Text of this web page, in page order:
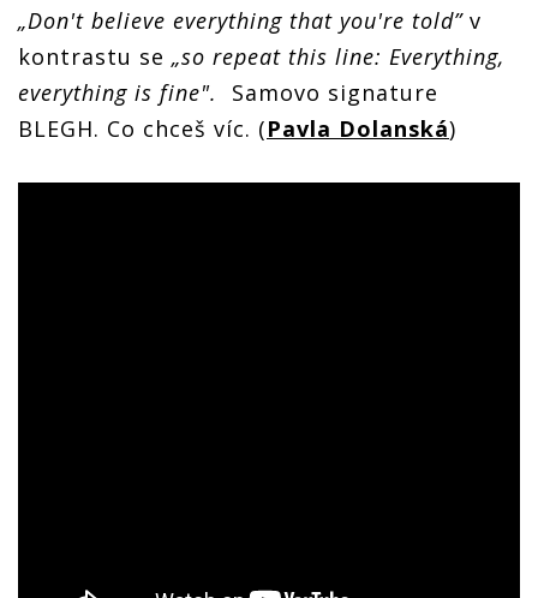
„Don't believe everything that you're told”v
kontrastu se „so repeat this line: Everything,
everything is fine".
Samovo signature
BLEGH. Co chceš víc. (Pavla Dolanská)